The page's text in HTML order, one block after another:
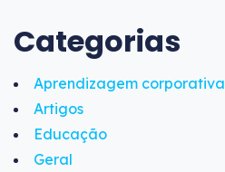
Categorias
Aprendizagem corporativa
Artigos
Educação
Geral